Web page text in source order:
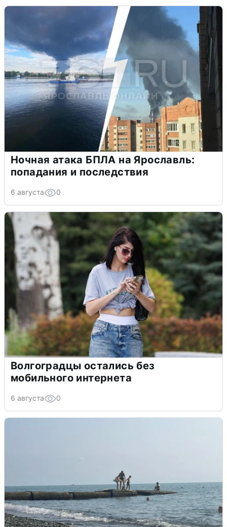
Ночная атака БПЛА на Ярославль:
попадания и последствия
6 августа 0
Волгоградцы остались без
мобильного интернета
6 августа 0